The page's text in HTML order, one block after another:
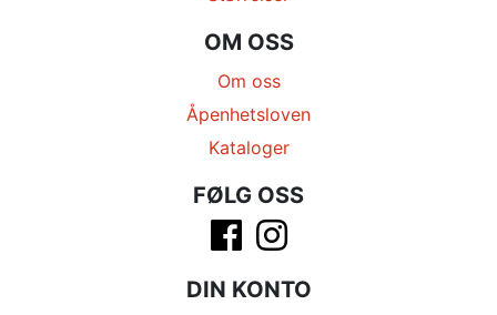
OM OSS
Om oss
Åpenhetsloven
Kataloger
FØLG OSS
DIN KONTO